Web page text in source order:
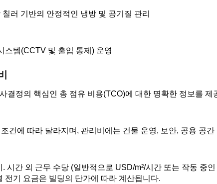
러 기반의 안정적인 냉방 및 공기질 관리
스템(CCTV 및 출입 통제) 운영
결정의 핵심인 총 점유 비용(TCO)에 대한 명확한 정보를 제
건에 따라 달라지며, 관리비에는 건물 운영, 보안, 공용 공
시간 외 근무 수당 (일반적으로 USD/m²/시간 또는 작동 중
전기 요금은 빌딩의 단가에 따라 계산됩니다.